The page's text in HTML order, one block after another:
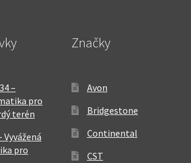
–
pro
terén
pro
Značky
Avon
Bridgestone
Continental
CST